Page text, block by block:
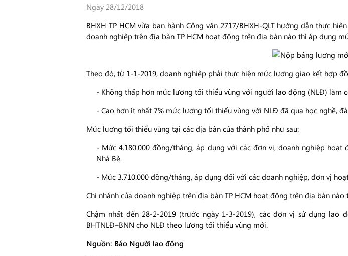
Ngày 28/12/2018
BHXH TP HCM vừa ban hành Công văn 2717/BHXH-QLT hướng dẫn thực
doanh nghiệp trên địa bàn TP HCM hoạt động trên địa bàn nào thì áp dụng
Theo đó, từ 1-1-2019, doanh nghiệp phải thực hiện mức lương giao kết hợp
- Không thấp hơn mức lương tối thiểu vùng với người lao động (NLĐ) làm
- Cao hơn ít nhất 7% mức lương tối thiểu vùng với NLĐ đã qua học nghề,
Mức lương tối thiểu vùng tại các địa bàn của thành phố như sau:
- Mức 4.180.000 đồng/tháng, áp dụng với các đơn vị, doanh nghiệp hoạt
Nhà Bè.
- Mức 3.710.000 đồng/tháng, áp dụng đối với các doanh nghiệp, đơn vị
Chi nhánh của doanh nghiệp trên địa bàn TP HCM hoạt động trên địa bàn
Chậm nhất đến 28-2-2019 (trước ngày 1-3-2019), các đơn vị sử dụng lao
BHTNLĐ–BNN cho NLĐ theo lương tối thiểu vùng mới.
Nguồn: Báo Người lao động